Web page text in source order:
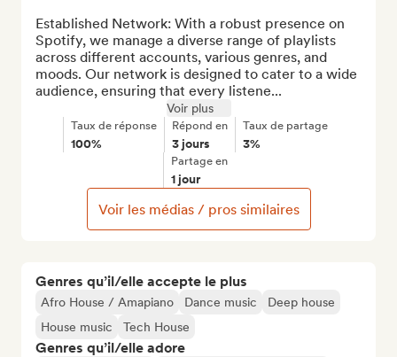
Genres qu’il/elle accepte le plus
Afro House / Amapiano Dance music
Deep house
House music
Tech House
Genres qu’il/elle adore
Established Network: With a robust presence on
Spotify, we manage a diverse range of playlists
across different accounts, various genres, and
moods. Our network is designed to cater to a wide
audience, ensuring that every listene...
Voir plus
Taux de réponse
100%
Répond en
3 jours
Taux de partage
3%
Partage en
1 jour
Voir les médias / pros similaires